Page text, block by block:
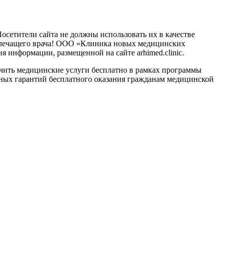
сайта не должны использовать их в качестве
врача! ООО «Клиника новых медицинских
информации, размещенной на сайте arhimed.clinic.
медицинские услуги бесплатно в рамках программы
гарантий бесплатного оказания гражданам медицинской